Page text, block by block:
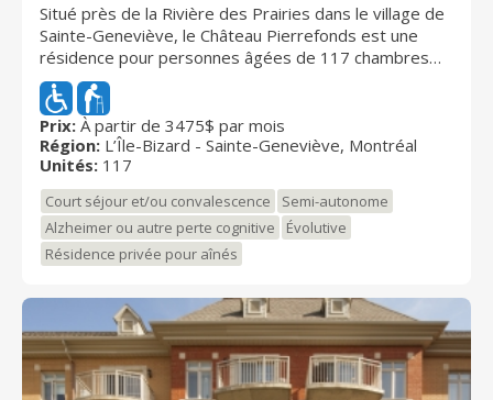
Situé près de la Rivière des Prairies dans le village de
Sainte-Geneviève, le Château Pierrefonds est une
résidence pour personnes âgées de 117 chambres
avec un cachet inégalé dans l'Ouest-de-l'île. Sa localité
la positionne à proximité de l'église centenaire du
village de Sainte-Geneviève, du Centre Médical
Pierrefonds, d'un CLSC, de l'Hôpital Général du
Lakeshore, ainsi que de nombreux centres
commerciaux. Le Château Pierrefonds est un endroit
où règnent la dignité, l'autonomie, la sécurité et la joie
de vivre, le tout, dans un environnement familial et
chaleureux. Dans le but de garder notre clientèle
Château Pierrefonds a ouvert le pavillon Alfred
Laplante, un milieu de vie sécuritaire utilisant
l'approche prothétique. Le Château Pierrefonds est
donc en mesure d'offrir des soins évolutifs dans la
même atmosphère familiale.
Prix: À partir de 3475$ par mois
Région: L’Île-Bizard - Sainte-Geneviève, Montréal
Unités: 117
Court séjour et/ou convalescence
Semi-autonome
Alzheimer ou autre perte cognitive
Évolutive
Résidence privée pour aînés